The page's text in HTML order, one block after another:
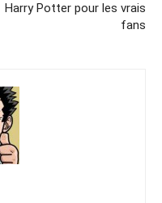
Harry Potter pour les vrais
fans